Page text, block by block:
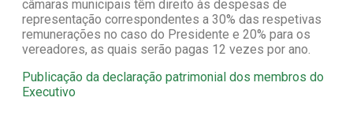
câmaras municipais têm direito às despesas de
representação correspondentes a 30% das respetivas
remunerações no caso do Presidente e 20% para os
vereadores, as quais serão pagas 12 vezes por ano.
Publicação da declaração patrimonial dos membros do
Executivo